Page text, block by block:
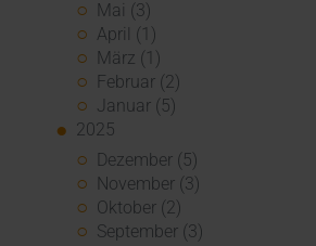
Mai (3)
April (1)
März (1)
Februar (2)
Januar (5)
2025
Dezember (5)
November (3)
Oktober (2)
September (3)